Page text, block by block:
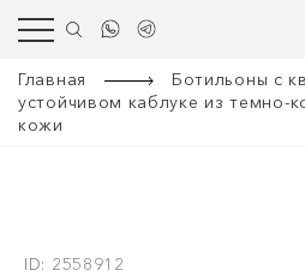
Главная
Ботильоны с
устойчивом каблуке из темно-
кожи
ID: 2558912